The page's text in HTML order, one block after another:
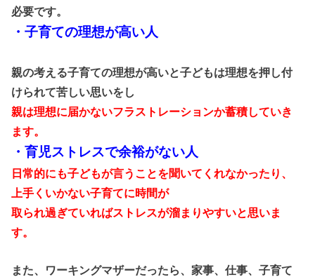
必要です。
・子育ての理想が高い人
親の考える子育ての理想が高いと子どもは理想を押し付
けられて苦しい思いをし
親は理想に届かないフラストレーションか蓄積していき
ます。
・育児ストレスで余裕がない人
日常的にも子どもが言うことを聞いてくれなかったり、
上手くいかない子育てに時間が
取られ過ぎていればストレスが溜まりやすいと思いま
す。
また、ワーキングマザーだったら、家事、仕事、子育て